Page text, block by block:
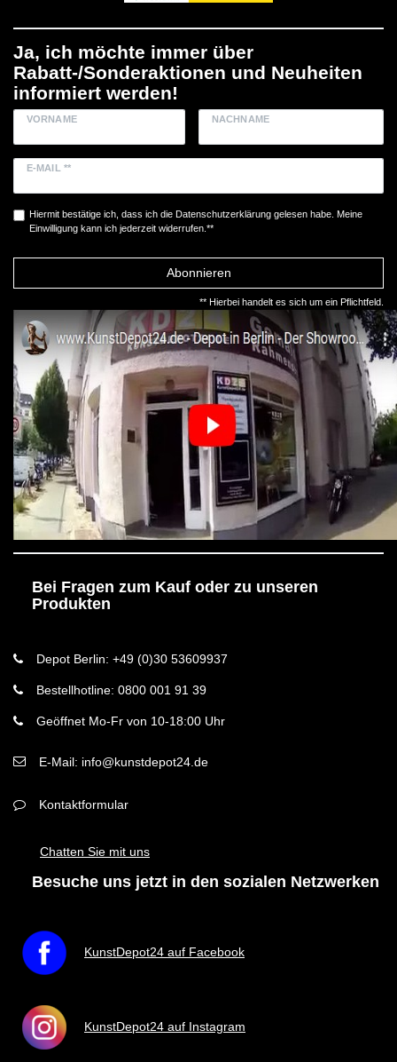
Ja, ich möchte immer über
Rabatt-/Sonderaktionen und Neuheiten
informiert werden!
VORNAME NACHNAME
E-MAIL **
Hiermit bestätige ich, dass ich die Daten­schutz­erklärunggelesen habe. Meine
Einwilligung kann ich jederzeit widerrufen.**
Abonnieren
** Hierbei handelt es sich um ein Pflichtfeld.
Bei Fragen zum Kauf oder zu unseren
Produkten
Depot Berlin: +49 (0)30 53609937
Bestellhotline: 0800 001 91 39
Geöffnet Mo-Fr von 10-18:00 Uhr
E-Mail: info@kunstdepot24.de
Kontaktformular
Chatten Sie mit uns
Besuche uns jetzt in den sozialen Netzwerken
KunstDepot24 auf Facebook
KunstDepot24 auf Instagram